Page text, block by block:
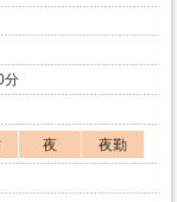
分
夜
夜勤